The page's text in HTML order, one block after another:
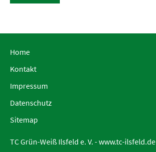
Home
Kontakt
Impressum
Datenschutz
Sitemap
TC Grün-Weiß Ilsfeld e. V. -www.tc-ilsfeld.de